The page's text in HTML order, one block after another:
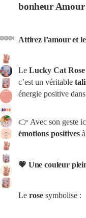
bonheur
Attirez l’amour et
Le Lucky Cat Rose
c’est un véritable
énergie positive
👉 Avec son geste
émotions positives
💗 Une couleur
Le rose symbolise :